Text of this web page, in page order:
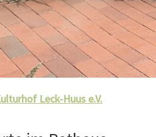
Leck-Huus e.V.